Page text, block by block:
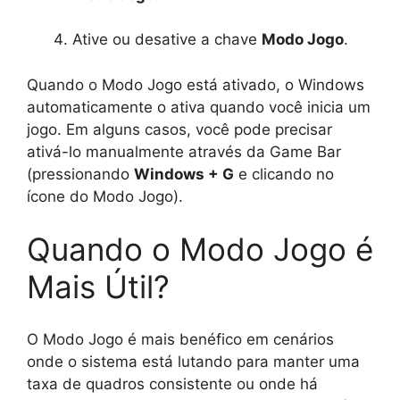
Ative ou desative a chave Modo Jogo.
Quando o Modo Jogo está ativado, o Windows
automaticamente o ativa quando você inicia um
jogo. Em alguns casos, você pode precisar
ativá-lo manualmente através da Game Bar
(pressionando Windows + G e clicando no
ícone do Modo Jogo).
Quando o Modo Jogo é
Mais Útil?
O Modo Jogo é mais benéfico em cenários
onde o sistema está lutando para manter uma
taxa de quadros consistente ou onde há